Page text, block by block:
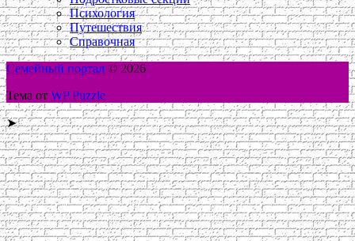
Психология
Путешествия
Справочная
Семейный портал © 2026
Тема от WP Puzzle
➤